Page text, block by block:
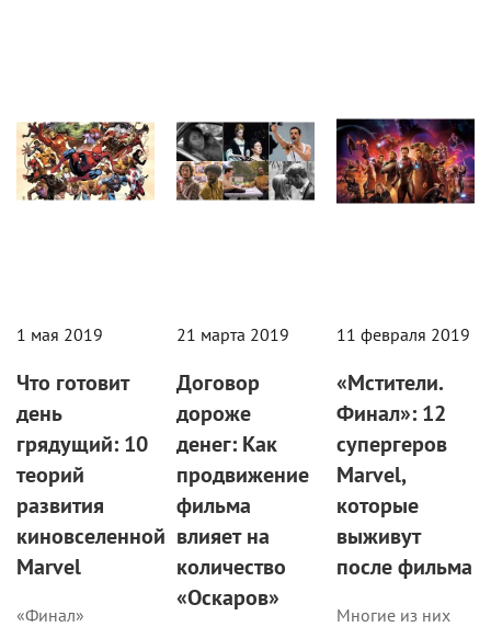
1 мая 2019
Что готовит
день
грядущий: 10
теорий
развития
киновселенной
Marvel
«Финал»
21 марта 2019
Договор
дороже
денег: Как
продвижение
фильма
влияет на
количество
«Оскаров»
11 февраля 2019
«Мстители.
Финал»: 12
супергеров
Marvel,
которые
выживут
после фильма
Многие из них